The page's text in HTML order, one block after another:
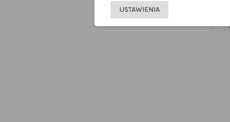
USTAWIENIA